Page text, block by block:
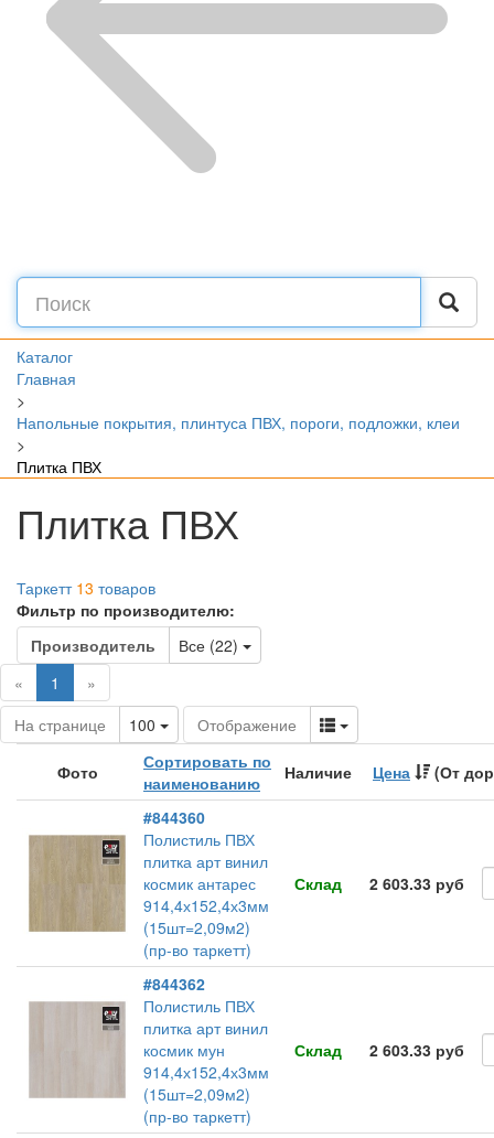
Каталог
Главная
>
Напольные покрытия, плинтуса ПВХ, пороги, подложки, клеи
>
Плитка ПВХ
Плитка ПВХ
Таркетт 13 товаров
Фильтр по производителю:
Производитель
Все (22) Toggle Dropdown
«
1 (current)
»
На странице
100 Toggle Dropdown
Отображение Toggle Dropdown
Фото
Сортировать по
наименованию
Наличие Цена (От
#844360
Полистиль ПВХ
плитка арт винил
космик антарес
914,4х152,4х3мм
(15шт=2,09м2)
(пр-во таркетт)
Склад 2 603.33 руб
#844362
Полистиль ПВХ
плитка арт винил
космик мун
914,4х152,4х3мм
(15шт=2,09м2)
(пр-во таркетт)
Склад 2 603.33 руб